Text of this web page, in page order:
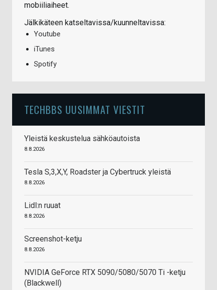
mobiiliaiheet.
Jälkikäteen katseltavissa/kuunneltavissa:
Youtube
iTunes
Spotify
TECHBBS UUSIMMAT VIESTIT
Yleistä keskustelua sähköautoista
8.8.2026
Tesla S,3,X,Y, Roadster ja Cybertruck yleistä
8.8.2026
Lidl:n ruuat
8.8.2026
Screenshot-ketju
8.8.2026
NVIDIA GeForce RTX 5090/5080/5070 Ti -ketju
(Blackwell)